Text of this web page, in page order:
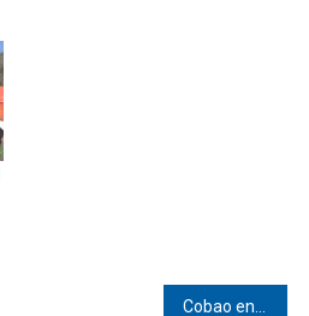
Cobao entrega guías didácticas gratuitas en Oaxaca